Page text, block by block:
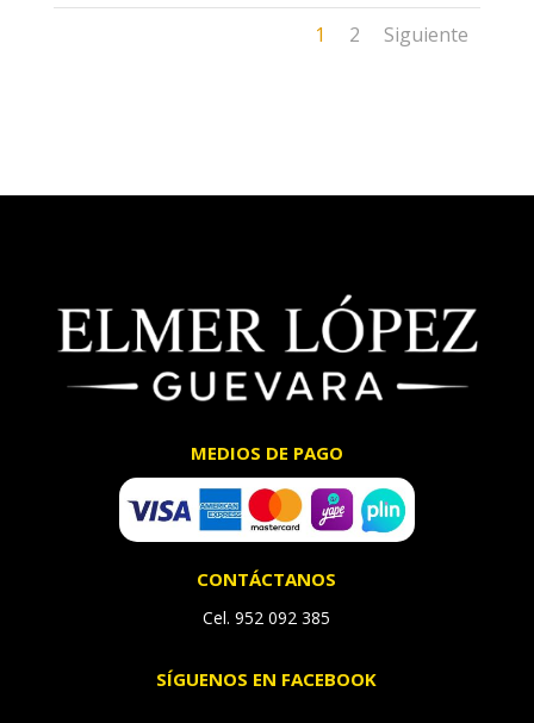
1 2 Siguiente
MEDIOS DE PAGO
CONTÁCTANOS
Cel. 952 092 385
SÍGUENOS EN FACEBOOK